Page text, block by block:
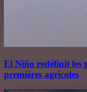
El Niño redéfinit les
premières agricoles